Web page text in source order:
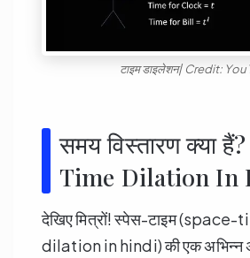
टाइम डाइलेशन| Credit: You
समय विस्तारण क्या
Time Dilation In
देखिए मित्रों! स्पेस-टाइम
dilation in hindi) की एक अभिन्न